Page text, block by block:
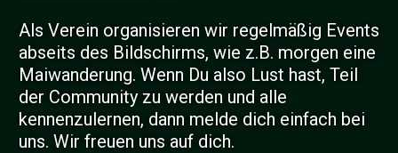
Als Verein organisieren wir regelmäßig Events
abseits des Bildschirms, wie z.B. morgen eine
Maiwanderung. Wenn Du also Lust hast, Teil
der Community zu werden und alle
kennenzulernen, dann melde dich einfach bei
uns. Wir freuen uns auf dich.